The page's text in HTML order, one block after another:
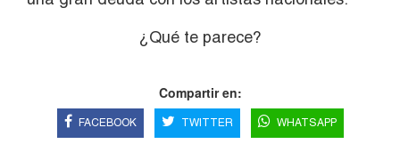
¿Qué te parece?
Compartir en:
FACEBOOK TWITTER WHATSAPP